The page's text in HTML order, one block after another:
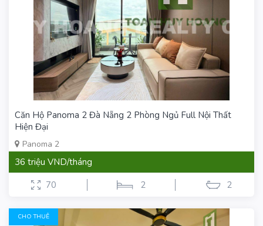
Căn Hộ Panoma 2 Đà Nẵng 2 Phòng Ngủ Full Nội Thất
Hiện Đại
Panoma 2
36 triệu VND/tháng
70
2 2
CHO THUÊ